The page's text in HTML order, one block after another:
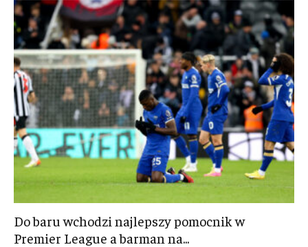
Do baru wchodzi najlepszy pomocnik w
Premier League a barman na...